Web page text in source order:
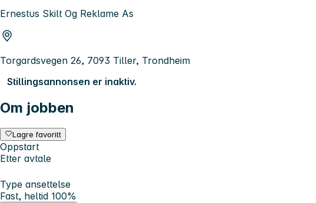
Ernestus Skilt Og Reklame As
Torgardsvegen 26, 7093 Tiller, Trondheim
Stillingsannonsen er inaktiv.
Om jobben
Lagre favoritt
Oppstart
Etter avtale
Type ansettelse
Fast, heltid 100%